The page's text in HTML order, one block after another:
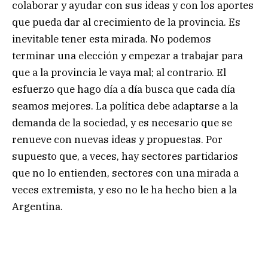
colaborar y ayudar con sus ideas y con los aportes
que pueda dar al crecimiento de la provincia. Es
inevitable tener esta mirada. No podemos
terminar una elección y empezar a trabajar para
que a la provincia le vaya mal; al contrario. El
esfuerzo que hago día a día busca que cada día
seamos mejores. La política debe adaptarse a la
demanda de la sociedad, y es necesario que se
renueve con nuevas ideas y propuestas. Por
supuesto que, a veces, hay sectores partidarios
que no lo entienden, sectores con una mirada a
veces extremista, y eso no le ha hecho bien a la
Argentina.